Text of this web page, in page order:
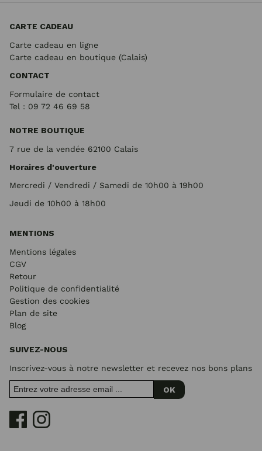
CARTE CADEAU
Carte cadeau en ligne
Carte cadeau en boutique (Calais)
CONTACT
Formulaire de contact
Tel : 09 72 46 69 58
NOTRE BOUTIQUE
7 rue de la vendée 62100 Calais
Horaires d'ouverture
Mercredi / Vendredi / Samedi de 10h00 à 19h00
Jeudi de 10h00 à 18h00
MENTIONS
Mentions légales
CGV
Retour
Politique de confidentialité
Gestion des cookies
Plan de site
Blog
SUIVEZ-NOUS
Inscrivez-vous à notre newsletter et recevez nos bons plans
OK